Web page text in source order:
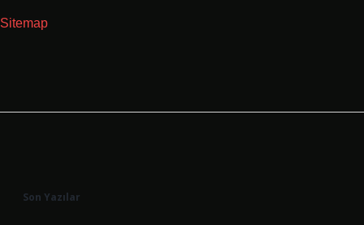
Sitemap
Son Yazılar